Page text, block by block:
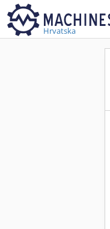
Hrvatska